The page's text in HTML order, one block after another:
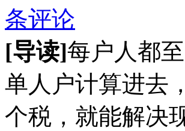
条评论
[导读]每户人都
单人户计算进去
个税，就能解决